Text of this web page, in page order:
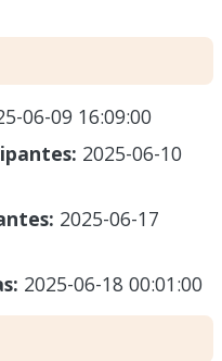
06-09 16:09:00
2025-06-10
2025-06-17
2025-06-18 00:01:00